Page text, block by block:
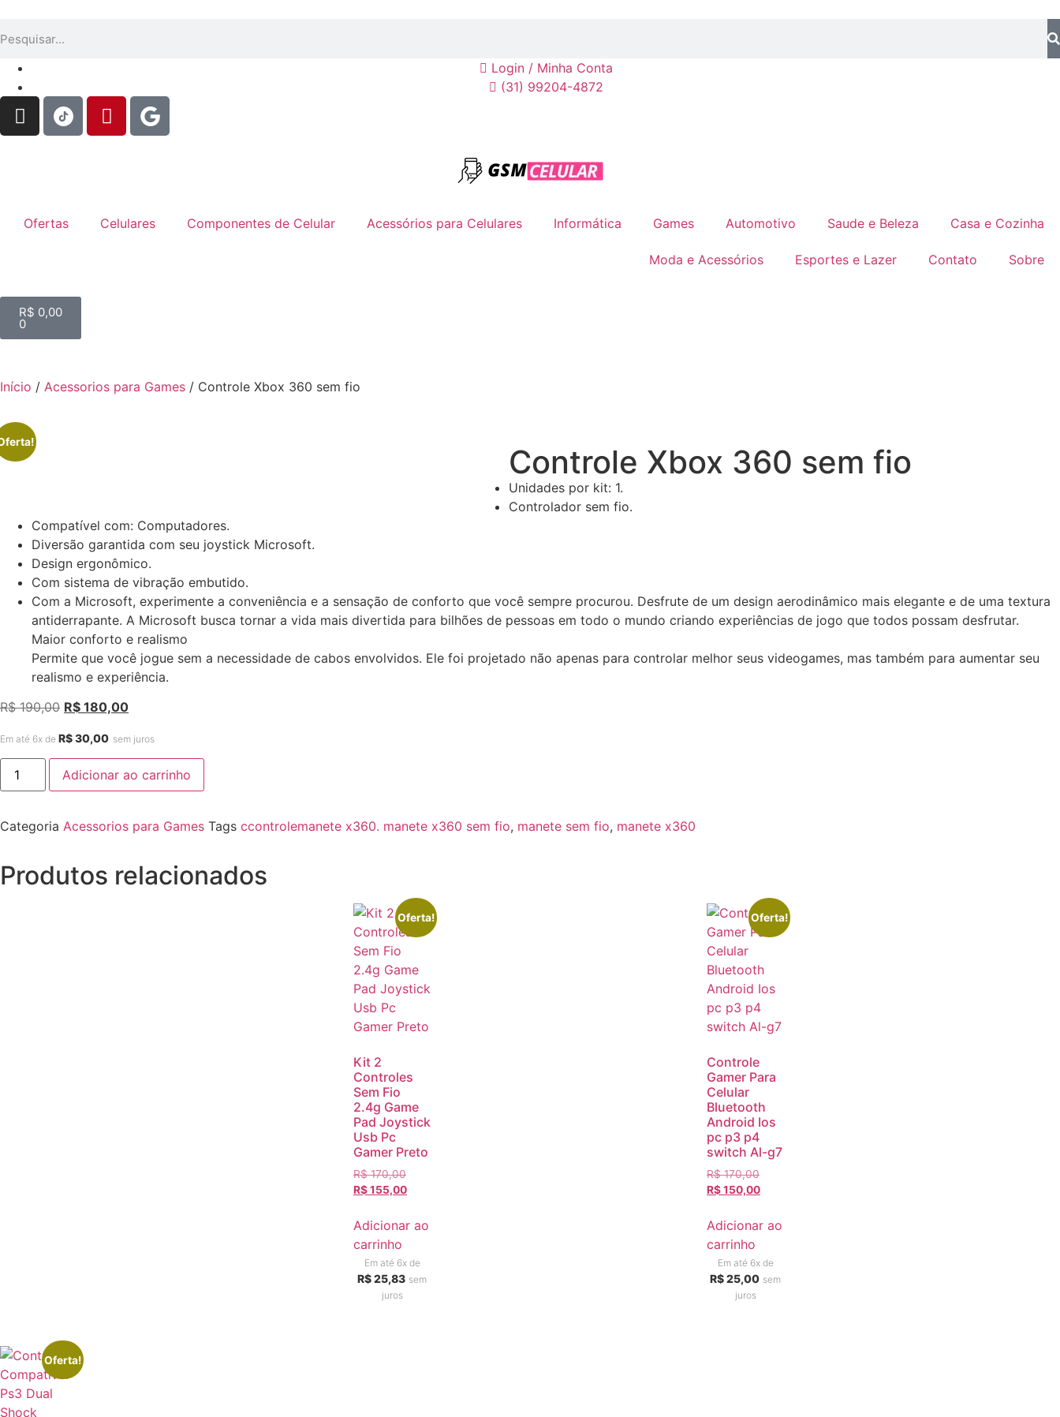
Login / Minha Conta
(31) 99204-4872
Ofertas Celulares Componentes de Celular Acessórios para Celulares Informática Games Automotivo Saude e Beleza Casa e Cozinha
Moda e Acessórios Esportes e Lazer Contato Sobre
R$ 0,00
0
Início / Acessorios para Games / Controle Xbox 360 sem fio
Controle Xbox 360 sem fio
Unidades por kit: 1.
Controlador sem fio.
Compatível com: Computadores.
Diversão garantida com seu joystick Microsoft.
Design ergonômico.
Com sistema de vibração embutido.
Com a Microsoft, experimente a conveniência e a sensação de conforto que você sempre procurou. Desfrute de um design aerodinâmico mais elegante e de uma textura
antiderrapante. A Microsoft busca tornar a vida mais divertida para bilhões de pessoas em todo o mundo criando experiências de jogo que todos possam desfrutar.
Maior conforto e realismo
Permite que você jogue sem a necessidade de cabos envolvidos. Ele foi projetado não apenas para controlar melhor seus videogames, mas também para aumentar seu
realismo e experiência.
R$190,00 R$ 180,00
Em até 6x de R$30,00 sem juros
Adicionar ao carrinho
Categoria Acessorios para Games Tags ccontrolemanete x360. manete x360 sem fio, manete sem fio, manete x360
Produtos relacionados
Oferta!
Kit 2
Controles
Sem Fio
2.4g Game
Pad Joystick
Usb Pc
Gamer Preto
R$170,00
R$155,00
Adicionar ao
carrinho
Em até 6x de
R$25,83 sem
juros
Oferta!
Controle
Gamer Para
Celular
Bluetooth
Android Ios
pc p3 p4
switch Al-g7
R$170,00
R$150,00
Adicionar ao
carrinho
Em até 6x de
R$25,00 sem
juros
Oferta!